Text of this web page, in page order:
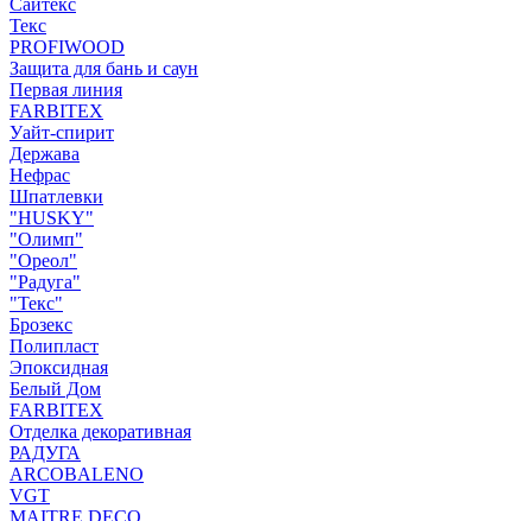
Сайтекс
Текс
PROFIWOOD
Защита для бань и саун
Первая линия
FARBITEX
Уайт-спирит
Держава
Нефрас
Шпатлевки
"HUSKY"
"Олимп"
"Ореол"
"Радуга"
"Текс"
Брозекс
Полипласт
Эпоксидная
Белый Дом
FARBITEX
Отделка декоративная
РАДУГА
ARCOBALENO
VGT
MAITRE DECO